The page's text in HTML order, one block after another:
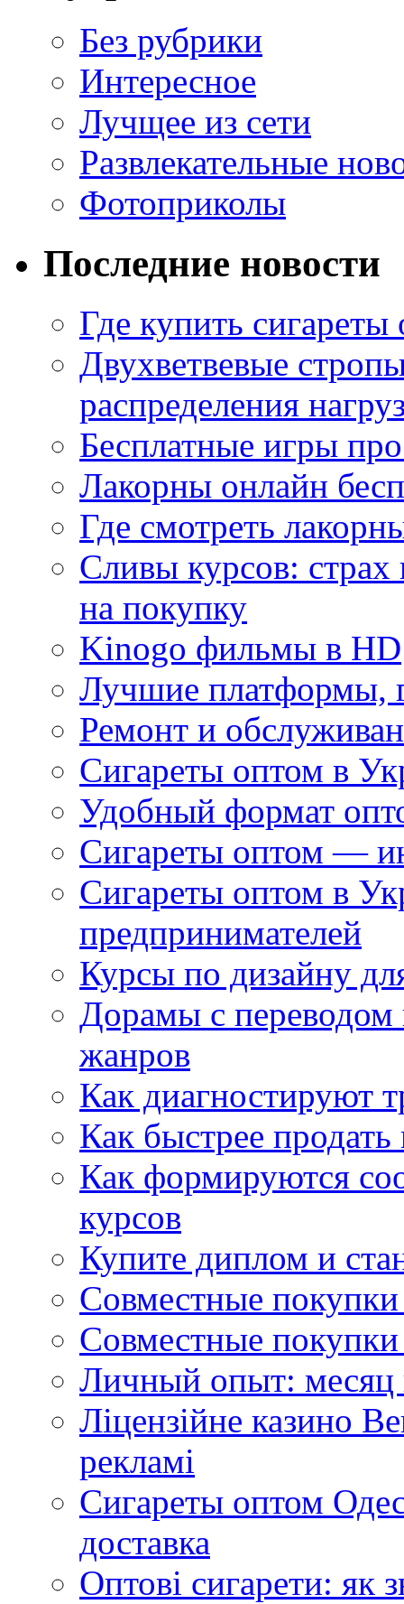
Без рубрики
Интересное
Лучщее из сети
Развлекательные
Фотоприколы
Последние новости
Где купить
Двухветвевые
распределения
Бесплатные игры
Лакорны онлайн
Где смотреть
Сливы курсов:
на покупку
Kinogo фильмы в HD
Лучшие платформы,
Ремонт и
Сигареты оптом в
Удобный формат
Сигареты оптом —
Сигареты оптом в
предпринимателей
Курсы по дизайну
Дорамы с переводом
жанров
Как диагностируют
Как быстрее
Как формируются
курсов
Купите диплом и
Совместные
Совместные покупки
Личный опыт: месяц
Ліцензійне казино
рекламі
Сигареты оптом
доставка
Оптові сигарети: як